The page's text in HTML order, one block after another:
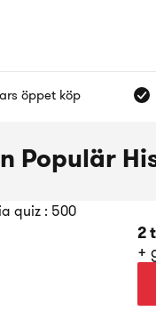
öppet köp
Populär
2
+